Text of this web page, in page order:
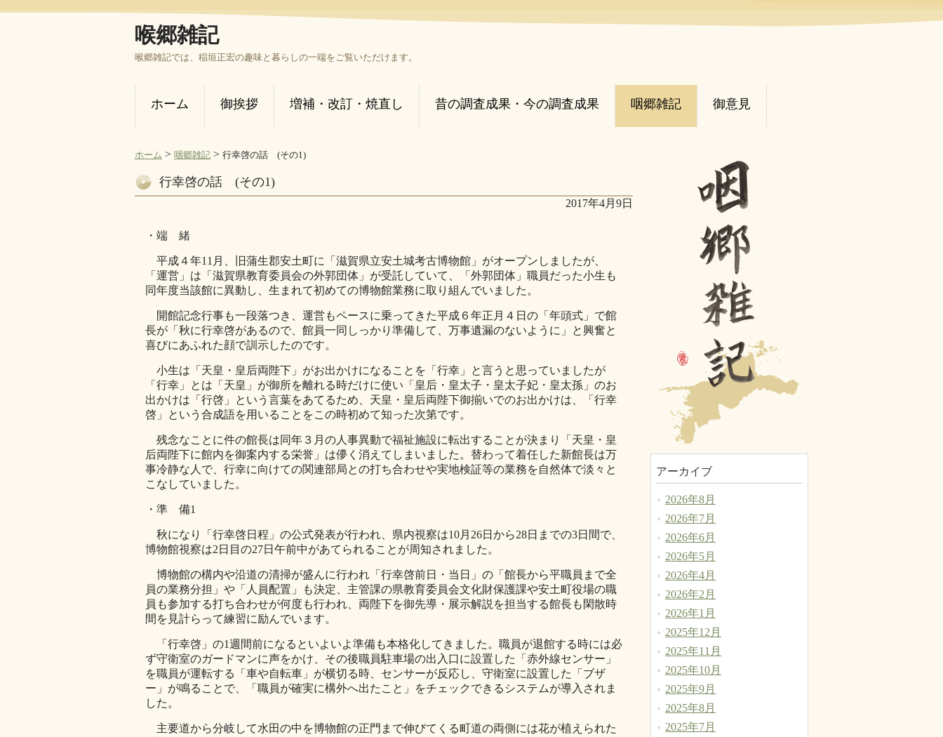
喉郷雑記
喉郷雑記では、稲垣正宏の趣味と暮らしの一端をご覧いただけます。
ホーム 御挨拶 増補・改訂・焼直し 昔の調査成果・今の調査成果 咽郷雑記 御意見
ホーム > 咽郷雑記 > 行幸啓の話 (その1)
行幸啓の話 (その1)
2017年4月9日
・端 緒
平成４年11月、旧蒲生郡安土町に「滋賀県立安土城考古博物館」がオープンしましたが、
「運営」は「滋賀県教育委員会の外郭団体」が受託していて、「外郭団体」職員だった小生も
同年度当該館に異動し、生まれて初めての博物館業務に取り組んでいました。
開館記念行事も一段落つき、運営もペースに乗ってきた平成６年正月４日の「年頭式」で館
長が「秋に行幸啓があるので、館員一同しっかり準備して、万事遺漏のないように」と興奮と
喜びにあふれた顔で訓示したのです。
小生は「天皇・皇后両陛下」がお出かけになることを「行幸」と言うと思っていましたが
「行幸」とは「天皇」が御所を離れる時だけに使い「皇后・皇太子・皇太子妃・皇太孫」のお
出かけは「行啓」という言葉をあてるため、天皇・皇后両陛下御揃いでのお出かけは、「行幸
啓」という合成語を用いることをこの時初めて知った次第です。
残念なことに件の館長は同年３月の人事異動で福祉施設に転出することが決まり「天皇・皇
后両陛下に館内を御案内する栄誉」は儚く消えてしまいました。替わって着任した新館長は万
事冷静な人で、行幸に向けての関連部局との打ち合わせや実地検証等の業務を自然体で淡々と
こなしていました。
・準 備1
秋になり「行幸啓日程」の公式発表が行われ、県内視察は10月26日から28日までの3日間で、
博物館視察は2日目の27日午前中があてられることが周知されました。
博物館の構内や沿道の清掃が盛んに行われ「行幸啓前日・当日」の「館長から平職員まで全
員の業務分担」や「人員配置」も決定、主管課の県教育委員会文化財保護課や安土町役場の職
員も参加する打ち合わせが何度も行われ、両陛下を御先導・展示解説を担当する館長も閑散時
間を見計らって練習に励んでいます。
「行幸啓」の1週間前になるといよいよ準備も本格化してきました。職員が退館する時には必
ず守衛室のガードマンに声をかけ、その後職員駐車場の出入口に設置した「赤外線センサー」
を職員が運転する「車や自転車」が横切る時、センサーが反応し、守衛室に設置した「ブザ
ー」が鳴ることで、「職員が確実に構外へ出たこと」をチェックできるシステムが導入されま
した。
主要道から分岐して水田の中を博物館の正門まで伸びてくる町道の両側には花が植えられた
アーカイブ
2026年8月
2026年7月
2026年6月
2026年5月
2026年4月
2026年2月
2026年1月
2025年12月
2025年11月
2025年10月
2025年9月
2025年8月
2025年7月